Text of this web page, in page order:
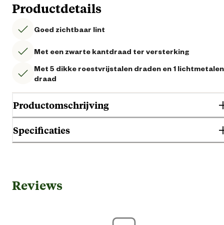
Productdetails
Goed zichtbaar lint
Met een zwarte kantdraad ter versterking
Met 5 dikke roestvrijstalen draden en 1 lichtmetalen
draad
Productomschrijving
Het Gallagher Powerline lint is ter versterking voorzien van een zwarte
Specificaties
Reviews